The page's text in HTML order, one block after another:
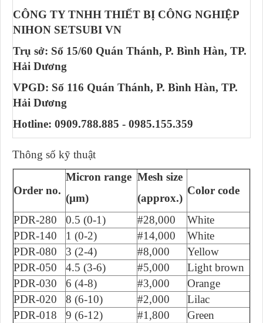
CÔNG TY TNHH THIẾT BỊ CÔNG NGHIỆP
NIHON SETSUBI VN
Trụ sở: Số 15/60 Quán Thánh, P. Bình Hàn, TP.
Hải Dương
VPGD: Số 116 Quán Thánh, P. Bình Hàn, TP.
Hải Dương
Hotline: 0909.788.885 - 0985.155.359
Thông số kỹ thuật
Order no.
Micron range
(µm)
Mesh size
(approx.)
Color code
PDR-280 0.5 (0-1) #28,000
White
PDR-140
1 (0-2) #14,000
White
PDR-080
3 (2-4) #8,000
Yellow
PDR-050
4.5 (3-6) #5,000
Light brown
PDR-030
6 (4-8) #3,000
Orange
PDR-020
8 (6-10) #2,000
Lilac
PDR-018
9 (6-12) #1,800
Green